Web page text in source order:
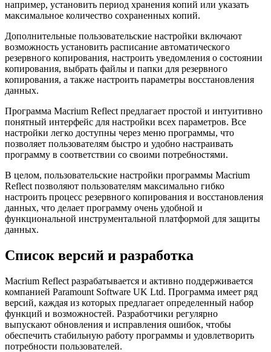
например, установить период хранения копий или указать
максимальное количество сохраненных копий.
Дополнительные пользовательские настройки включают
возможность установить расписание автоматического
резервного копирования, настроить уведомления о состоянии
копирования, выбрать файлы и папки для резервного
копирования, а также настроить параметры восстановления
данных.
Программа Macrium Reflect предлагает простой и интуитивно
понятный интерфейс для настройки всех параметров. Все
настройки легко доступны через меню программы, что
позволяет пользователям быстро и удобно настраивать
программу в соответствии со своими потребностями.
В целом, пользовательские настройки программы Macrium
Reflect позволяют пользователям максимально гибко
настроить процесс резервного копирования и восстановления
данных, что делает программу очень удобной и
функциональной инструментальной платформой для защиты
данных.
Список версий и разработка
Macrium Reflect разрабатывается и активно поддерживается
компанией Paramount Software UK Ltd. Программа имеет ряд
версий, каждая из которых предлагает определенный набор
функций и возможностей. Разработчики регулярно
выпускают обновления и исправления ошибок, чтобы
обеспечить стабильную работу программы и удовлетворить
потребности пользователей.